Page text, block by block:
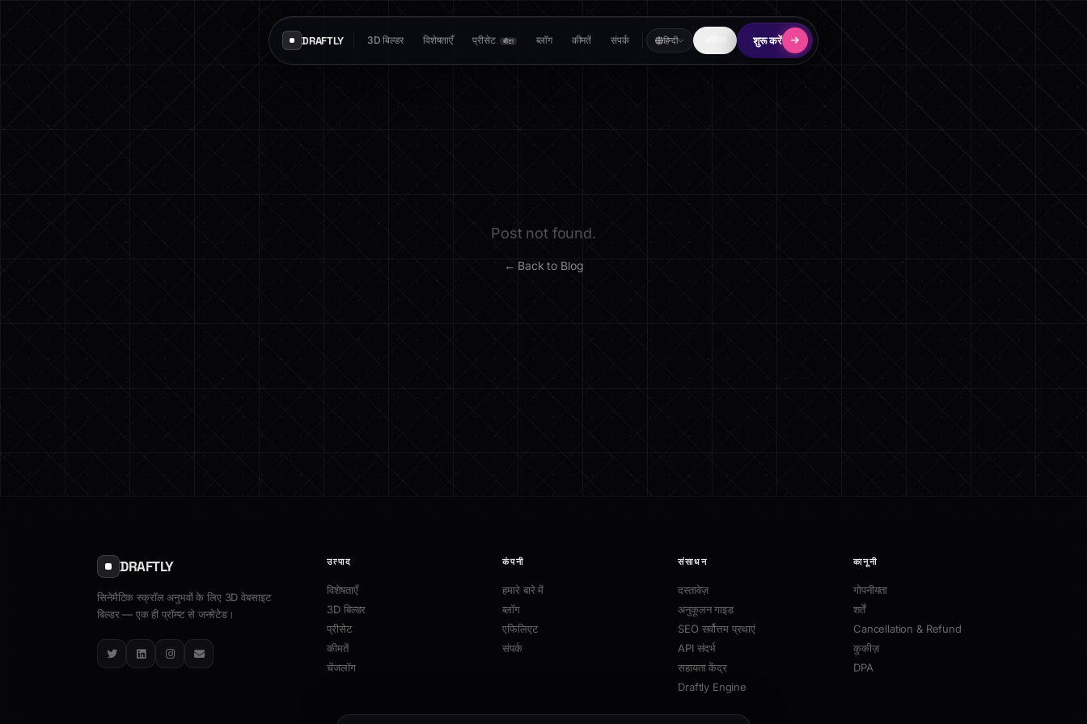
DRAFTLY 3D बिल्डर विशेषताएँ प्रीसेट बीटा ब्लॉग कीमतें संपर्क हिन्दी शुरू करें
Post not found.
← Back to Blog
DRAFTLY
सिनेमैटिक स्क्रॉल अनुभवों के लिए 3D वेबसाइट
बिल्डर — एक ही प्रॉम्प्ट से जनरेटेड।
TwitterLinkedInInstagram
Email
उत्पाद
विशेषताएँ
3D बिल्डर
प्रीसेट
कीमतें
चेंजलॉग
कंपनी
हमारे बारे में
ब्लॉग
एफिलिएट
संपर्क
संसाधन
दस्तावेज़
अनुकूलन गाइड
SEO सर्वोत्तम प्रथाएं
API संदर्भ
सहायता केंद्र
Draftly Engine
कानूनी
गोपनीयता
शर्तें
Cancellation & Refund
कुकीज़
DPA